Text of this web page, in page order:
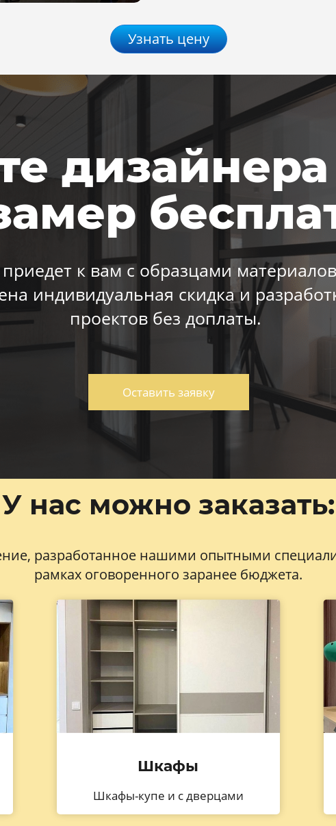
Узнать цену
к вам с образцами
индивидуальная скидка и
проектов без доплаты.
Оставить заявку
У нас можно заказать:
разработанное нашими опытными
рамках оговоренного заранее бюджета.
Шкафы
Шкафы-купе и с дверцами